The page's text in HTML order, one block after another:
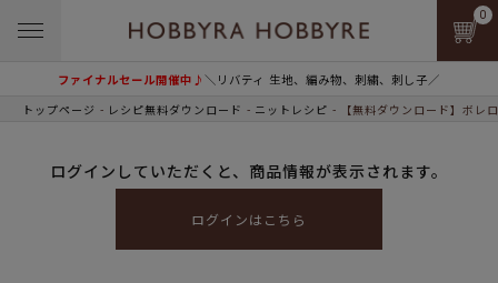
ファイナルセール開催中♪＼リバティ 生地、編み物、刺繍、刺し子／
0
トップページ レシピ無料ダウンロード ニットレシピ 【無料ダウンロード】ボレ
ログインしていただくと、商品情報が表示されます。
ログインはこちら